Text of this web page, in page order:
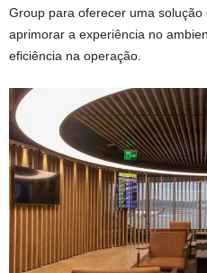
Group para oferecer uma
aprimorar a experiência no
eficiência na operação.